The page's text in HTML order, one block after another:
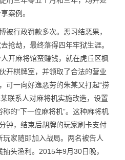
案例。
被行政罚款多次。恶习结恶果，
抢劫，最终落得四年牢狱生涯。
开麻将馆蛮赚钱，就在虎丘区枫
开棋牌室，并领取了合法的营业
可一向好逸恶劳的朱某又打起“捞
联系人对麻将机实施改造，设置
的“下一位麻将机”。这种麻将机
钟，结束后胡牌的玩家刷卡支付
家随即加入战局。两名被告人
头渔利。2015年9月30日晚，